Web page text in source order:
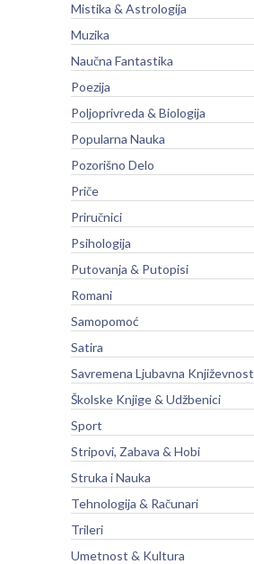
Mistika & Astrologija
Muzika
Naučna Fantastika
Poezija
Poljoprivreda & Biologija
Popularna Nauka
Pozorišno Delo
Priče
Priručnici
Psihologija
Putovanja & Putopisi
Romani
Samopomoć
Satira
Savremena Ljubavna Književnost
Školske Knjige & Udžbenici
Sport
Stripovi, Zabava & Hobi
Struka i Nauka
Tehnologija & Računari
Trileri
Umetnost & Kultura